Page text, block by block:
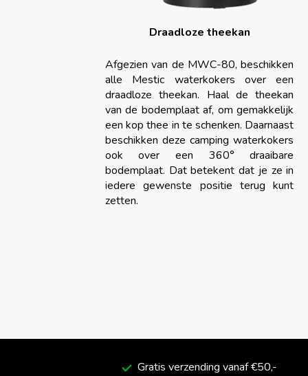
Draadloze theekan
Afgezien van de MWC-80, beschikken
alle Mestic waterkokers over een
draadloze theekan. Haal de theekan
van de bodemplaat af, om gemakkelijk
een kop thee in te schenken. Daarnaast
beschikken deze camping waterkokers
ook over een 360° draaibare
bodemplaat. Dat betekent dat je ze in
iedere gewenste positie terug kunt
zetten.
Gratis verzending vanaf €50,-